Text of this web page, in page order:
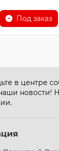
Под заказ
в центре
новости!